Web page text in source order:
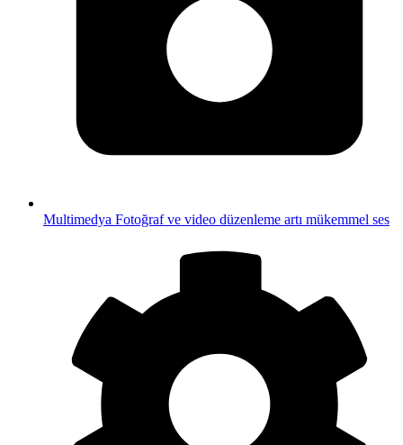
Multimedya Fotoğraf ve video düzenleme artı mükemmel ses